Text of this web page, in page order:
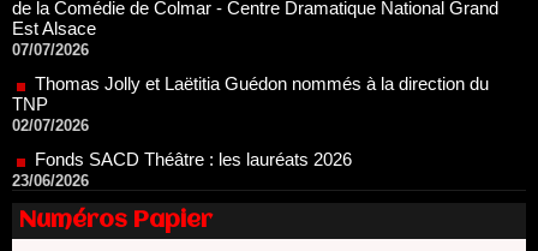
Thomas Jolly et Laëtitia Guédon nommés à la direction du
TNP
Fonds SACD Théâtre : les lauréats 2026
23/06/2026
Dispositif ARTCENA Écrire pour le cirque, les lauréats 2026 !
20/06/2026
Le palmarès des prix SACD 2026
18/06/2026
Numéros Papier